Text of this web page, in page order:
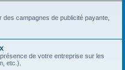
campagnes de publicité payante,
de votre entreprise sur les
etc.).